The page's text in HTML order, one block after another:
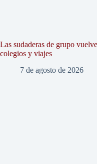
Las sudaderas de grupo
colegios y viajes
7 de agosto de 2026